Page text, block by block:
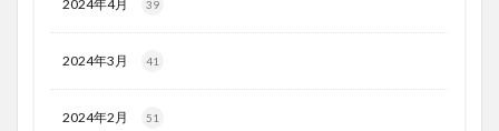
2024年4月 39
2024年3月 41
2024年2月 51